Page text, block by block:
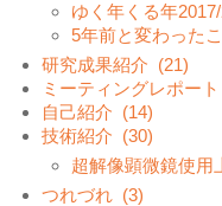
ゆく年くる年
5年前と変わった
研究成果紹介 (21)
ミーティングレポート
自己紹介 (14)
技術紹介 (30)
超解像顕微鏡使用
つれづれ (3)